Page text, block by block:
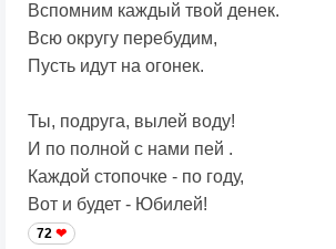
Вспомним каждый твой денек.
Всю округу перебудим,
Пусть идут на огонек.
Ты, подруга, вылей воду!
И по полной с нами пей .
Каждой стопочке - по году,
Вот и будет - Юбилей!
72